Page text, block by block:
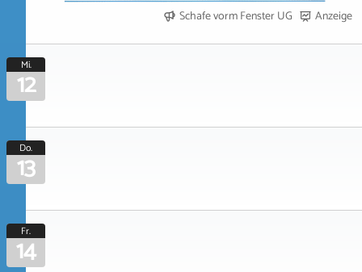
Schafe vorm Fenster UG Anzeige
Mi.
12
Do.
13
Fr.
14